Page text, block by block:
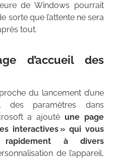
de Windows pourrait
sorte que l’attente ne sera
tout.
d’accueil des
du lancement d’une
des paramètres dans
a ajouté une page
interactives » qui vous
rapidement à divers
de l’appareil,